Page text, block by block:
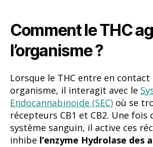
Comment le THC
l’organisme ?
Lorsque le THC entre en
organisme, il interagit avec le
Endocannabinoïde (SEC) où se
récepteurs CB1 et CB2. Une fois
système sanguin, il active ces
inhibe l’enzyme Hydrolase des